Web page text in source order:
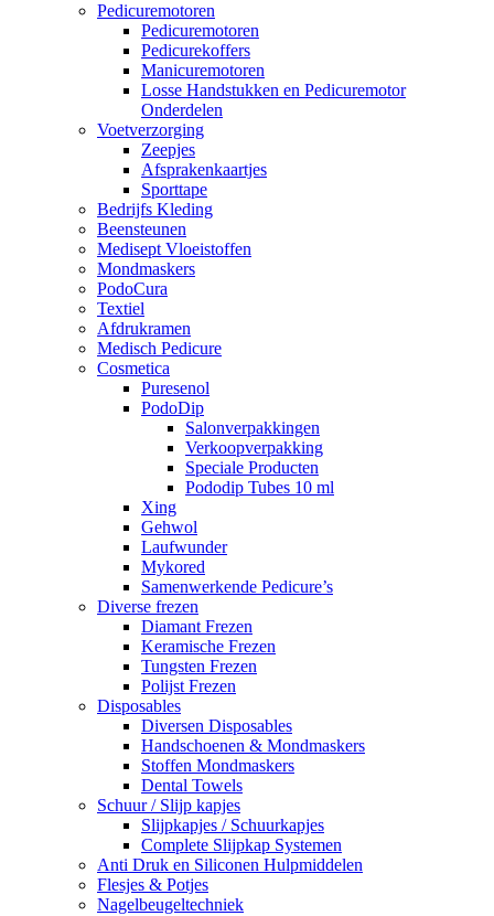
Pedicuremotoren
Pedicuremotoren
Pedicurekoffers
Manicuremotoren
Losse Handstukken en Pedicuremotor
Onderdelen
Voetverzorging
Zeepjes
Afsprakenkaartjes
Sporttape
Bedrijfs Kleding
Beensteunen
Medisept Vloeistoffen
Mondmaskers
PodoCura
Textiel
Afdrukramen
Medisch Pedicure
Cosmetica
Puresenol
PodoDip
Salonverpakkingen
Verkoopverpakking
Speciale Producten
Pododip Tubes 10 ml
Xing
Gehwol
Laufwunder
Mykored
Samenwerkende Pedicure’s
Diverse frezen
Diamant Frezen
Keramische Frezen
Tungsten Frezen
Polijst Frezen
Disposables
Diversen Disposables
Handschoenen & Mondmaskers
Stoffen Mondmaskers
Dental Towels
Schuur / Slijp kapjes
Slijpkapjes / Schuurkapjes
Complete Slijpkap Systemen
Anti Druk en Siliconen Hulpmiddelen
Flesjes & Potjes
Nagelbeugeltechniek